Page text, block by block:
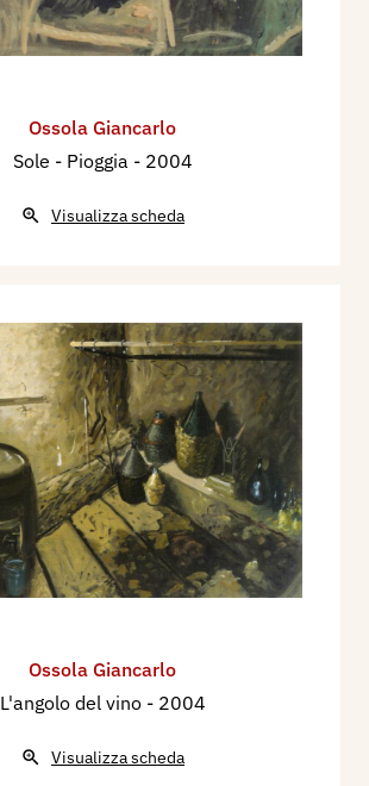
Ossola Giancarlo
Sole - Pioggia - 2004
Visualizza scheda
Ossola Giancarlo
L'angolo del vino - 2004
Visualizza scheda